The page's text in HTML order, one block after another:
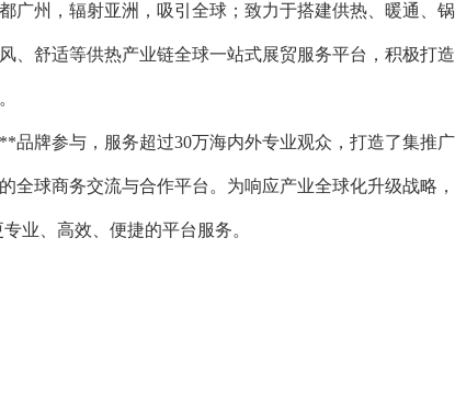
广州，辐射亚洲，吸引全球；致力于搭建供热、暖通、
、舒适等供热产业链全球一站式展贸服务平台，积极打
品牌参与，服务超过30万海内外专业观众，打造了集推
全球商务交流与合作平台。为响应产业全球化升级战略
业、高效、便捷的平台服务。